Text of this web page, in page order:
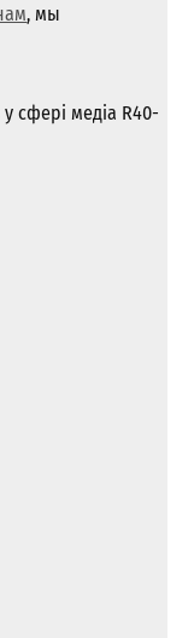
, мы
сфері медіа R40-